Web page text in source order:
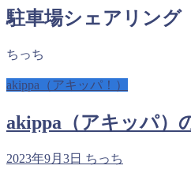
駐車場シェアリング
ちっち
akippa（アキッパ！）
akippa（アキッパ）
2023年9月3日 ちっち